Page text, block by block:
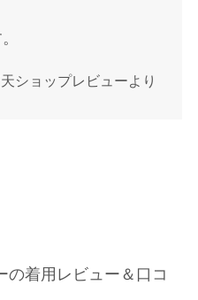
ショップレビューより
の着用レビュー＆口コ